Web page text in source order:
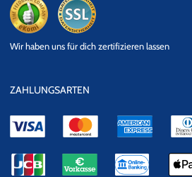
Datensicherheit
Wir haben uns für dich zertifizieren lassen
ZAHLUNGSARTEN